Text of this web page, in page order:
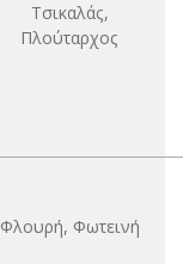
Τσικαλάς,
Πλούταρχος
Φλουρή, Φωτεινή